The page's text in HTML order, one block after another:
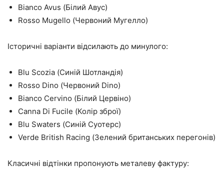
Bianco Avus (Білий Авус)
Rosso Mugello (Червоний Мугелло)
Історичні варіанти відсилають до минулого:
Blu Scozia (Синій Шотландія)
Rosso Dino (Червоний Dino)
Bianco Cervino (Білий Цервіно)
Canna Di Fucile (Колір зброї)
Blu Swaters (Синій Суотерс)
Verde British Racing (Зелений британських перегонів)
Класичні відтінки пропонують металеву фактуру: